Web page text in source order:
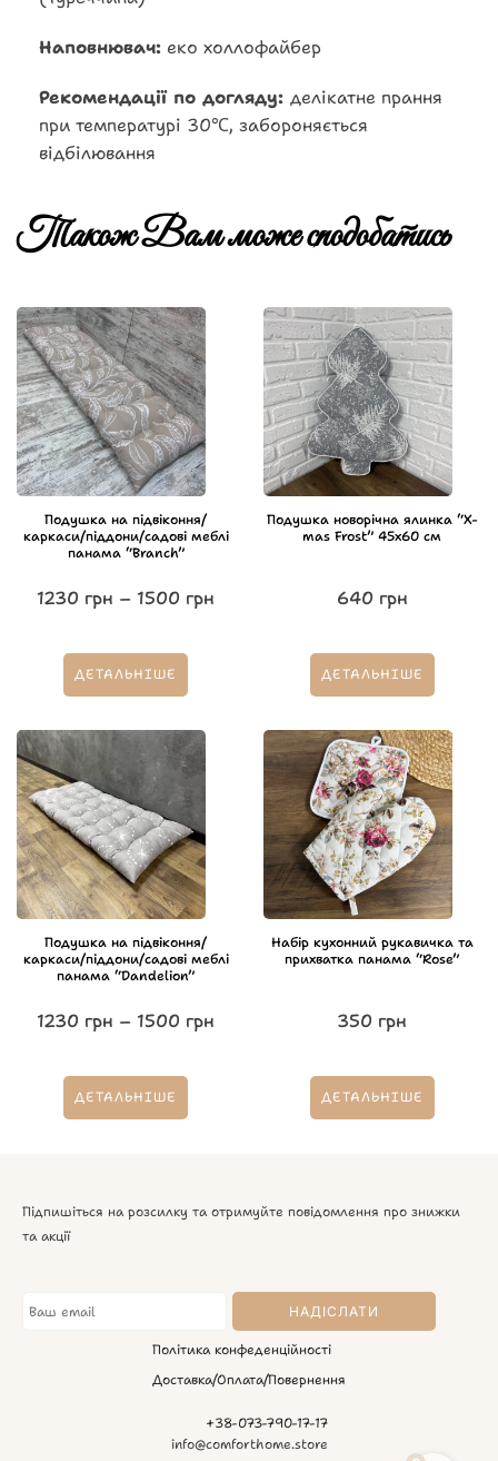
Наповнювач: еко холлофайбер
Рекомендації по догляду: делікатне прання
при температурі 30℃, забороняється
відбілювання
Також Вам може сподобатись
Подушка на підвіконня/
каркаси/піддони/садові меблі
панама “Branch”
1230 грн – 1500 грн
ДЕТАЛЬНІШЕ
Подушка новорічна ялинка “X-
mas Frost” 45х60 см
640 грн
ДЕТАЛЬНІШЕ
Подушка на підвіконня/
каркаси/піддони/садові меблі
панама “Dandelion”
1230 грн – 1500 грн
ДЕТАЛЬНІШЕ
Набір кухонний рукавичка та
прихватка панама “Rose”
350 грн
ДЕТАЛЬНІШЕ
Підпишіться на розсилку та отримуйте повідомлення про знижки
та акції
Політика конфеденційності
Доставка/Оплата/Повернення
+38-073-790-17-17
info@comforthome.store